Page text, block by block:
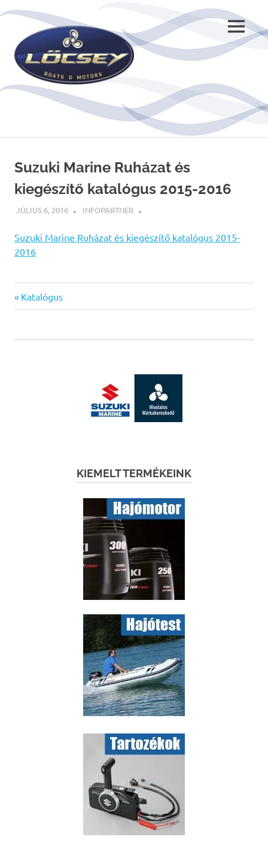
content
MENU
Suzuki Marine Ruházat és
kiegészítő katalógus 2015-2016
JÚLIUS 6, 2016 INFOPARTNER
Suzuki Marine Ruházat és kiegészítő katalógus 2015-
2016
Bejegyzés
Previous
Post:
Katalógus
KIEMELT TERMÉKEINK